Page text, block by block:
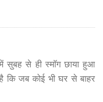
में सुबह से ही स्मॉग छाया हुआ
कि जब कोई भी घर से बाहर